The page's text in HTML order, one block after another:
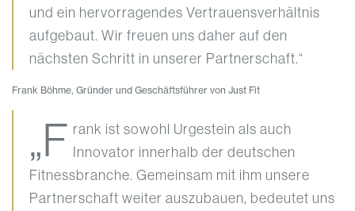
und ein hervorragendes Vertrauensverhältnis
aufgebaut. Wir freuen uns daher auf den
nächsten Schritt in unserer Partnerschaft.“
Frank Böhme, Gründer und Geschäftsführer von Just Fit
„F rank ist sowohl Urgestein als auch
Innovator innerhalb der deutschen
Fitnessbranche. Gemeinsam mit ihm unsere
Partnerschaft weiter auszubauen, bedeutet uns